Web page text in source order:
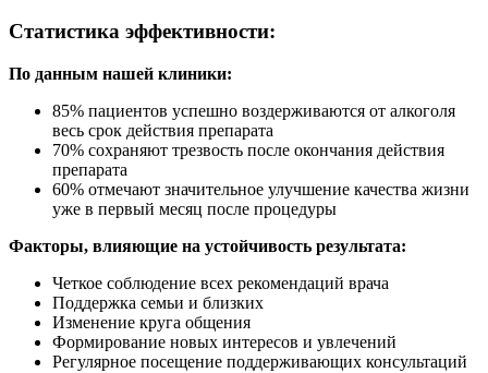
Статистика эффективности:
По данным нашей клиники:
85% пациентов успешно воздерживаются от алкоголя
весь срок действия препарата
70% сохраняют трезвость после окончания действия
препарата
60% отмечают значительное улучшение качества жизни
уже в первый месяц после процедуры
Факторы, влияющие на устойчивость результата:
Четкое соблюдение всех рекомендаций врача
Поддержка семьи и близких
Изменение круга общения
Формирование новых интересов и увлечений
Регулярное посещение поддерживающих консультаций